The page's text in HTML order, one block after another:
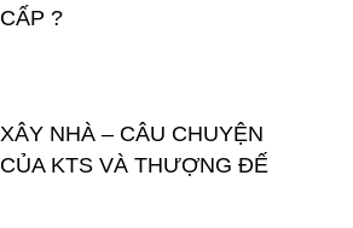
CẤP ?
XÂY NHÀ – CÂU CHUYỆN
CỦA KTS VÀ THƯỢNG ĐẾ